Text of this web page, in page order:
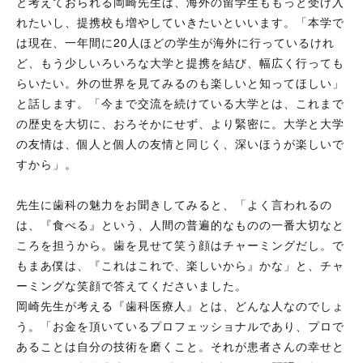
れたいし、提携校も増やしていきたいといいます。「本学で
は現在、一年間に20人ほどの学生が海外に行っているけれ
ど、もう少しいろいろな大学と提携を結び、幅広く行っても
らいたい。外の世界を見てみるのも楽しいと知ってほしい」
と話します。「今まで交流を続けている大学とは、これまで
の歴史を大切に、おろそかにせず、より緊密に。大学と大学
の友情は、個人と個人の友情と同じく、深いほうが楽しいで
すから」。
先生に歯科の魅力をお聞きしてみると、「よく言われるの
は、『食べる』という、人間の普遍的なものの一番大切なと
ころを担うから。歯を見せて笑う顔はチャーミングだし。で
もまあ僕は、『これはこれで、楽しいから』かな」と、チャ
ーミングな笑顔で答えてくださいました。
岡崎先生が考える『歯科医療人』とは、どんな人なのでしょ
う。「お金を頂いているプロフェッショナルであり、プロで
あることは自分の技術を磨くこと。それが患者さんの幸せと